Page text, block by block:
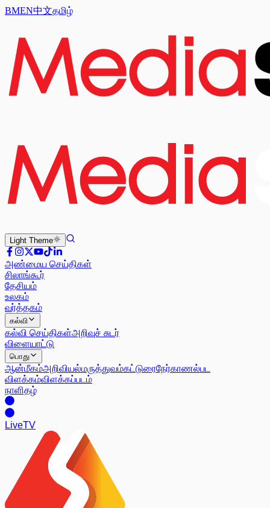
BMEN中文தமிழ்
Light Theme
அண்மைய செய்திகள்
சிலாங்கூர்
தேசியம்
உலகம்
வர்த்தகம்
கல்வி
கல்வி செய்திகள்அறிவுச் சுடர்
விளையாட்டு
பொது
ஆன்மீகம்அறிவியல்மருத்துவம்கட்டுரைநேர்காணல்பட
விளக்கம்விளக்கப்படம்
நாளிதழ்
LiveTV